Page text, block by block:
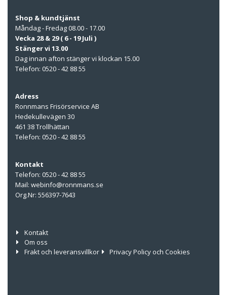
Shop & kundtjänst
Måndag - Fredag 08.00 - 17.00
Vecka 28 & 29 ( 6 - 19 Juli )
Stänger vi 13.00
Dag innan afton stänger vi klockan 15.00
Telefon: 0520 - 42 88 55
Adress
Ronnmans Frisörservice AB
Hedekullevägen 30
461 38 Trollhättan
Telefon: 0520 - 42 88 55
Kontakt
Telefon: 0520 - 42 88 55
Mail: webinfo@ronnmans.se
Org.Nr: 556397-7643
Kontakt
Om oss
Frakt och leveransvillkor
Privacy Policy och Cookies